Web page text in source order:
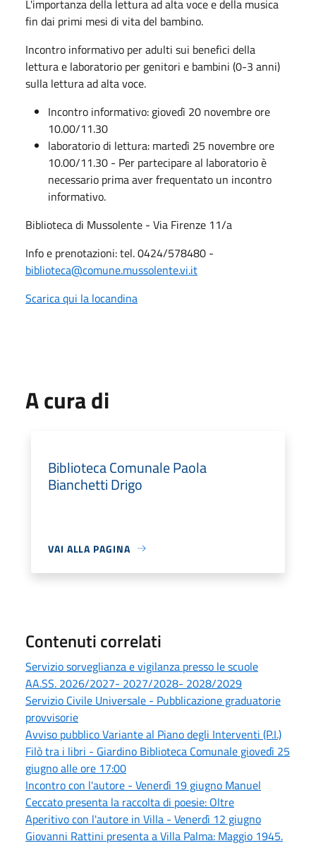
L'importanza della lettura ad alta voce e della musica
fin dai primi mesi di vita del bambino.
Incontro informativo per adulti sui benefici della
lettura e laboratorio per genitori e bambini (0-3 anni)
sulla lettura ad alta voce.
Incontro informativo: giovedì 20 novembre ore
10.00/11.30
laboratorio di lettura: martedì 25 novembre ore
10.00/11.30 - Per partecipare al laboratorio è
necessario prima aver frequentato un incontro
informativo.
Biblioteca di Mussolente - Via Firenze 11/a
Info e prenotazioni: tel. 0424/578480 -
biblioteca@comune.mussolente.vi.it
Scarica qui la locandina
A cura di
Biblioteca Comunale Paola
Bianchetti Drigo
VAI ALLA PAGINA
Contenuti correlati
Servizio sorveglianza e vigilanza presso le scuole
AA.SS. 2026/2027- 2027/2028- 2028/2029
Servizio Civile Universale - Pubblicazione graduatorie
provvisorie
Avviso pubblico Variante al Piano degli Interventi (P.I.)
Filò tra i libri - Giardino Biblioteca Comunale giovedì 25
giugno alle ore 17:00
Incontro con l'autore - Venerdì 19 giugno Manuel
Ceccato presenta la raccolta di poesie: Oltre
Aperitivo con l'autore in Villa - Venerdì 12 giugno
Giovanni Rattini presenta a Villa Palma: Maggio 1945.